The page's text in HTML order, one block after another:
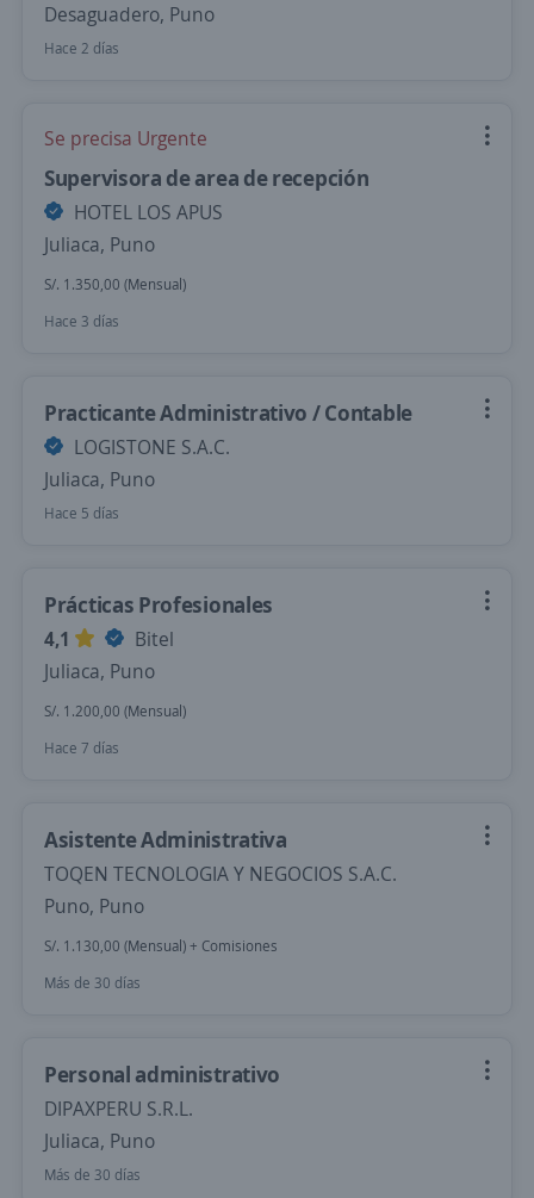
Desaguadero, Puno
Hace 2 días
Se precisa Urgente
Supervisora de area de recepción
HOTEL LOS APUS
Juliaca, Puno
S/. 1.350,00 (Mensual)
Hace 3 días
Practicante Administrativo / Contable
LOGISTONE S.A.C.
Juliaca, Puno
Hace 5 días
Prácticas Profesionales
4,1
Bitel
Juliaca, Puno
S/. 1.200,00 (Mensual)
Hace 7 días
Asistente Administrativa
TOQEN TECNOLOGIA Y NEGOCIOS S.A.C.
Puno, Puno
S/. 1.130,00 (Mensual) + Comisiones
Más de 30 días
Personal administrativo
DIPAXPERU S.R.L.
Juliaca, Puno
Más de 30 días